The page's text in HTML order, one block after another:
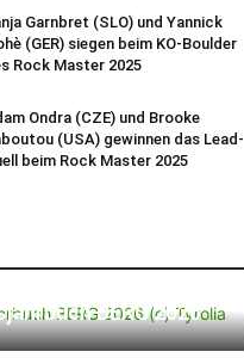
Garnbret (SLO) und Yannick
(GER) siegen beim KO-Boulder
Rock Master 2025
Ondra (CZE) und Brooke
(USA) gewinnen das Lead-
beim Rock Master 2025
BERG 2026